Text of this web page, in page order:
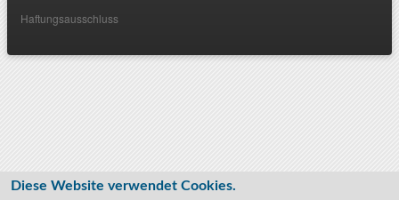
Haftungsausschluss
Diese Website verwendet Cookies.